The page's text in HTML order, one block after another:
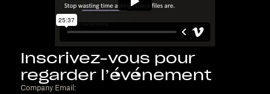
Inscrivez-vous pour
regarder l’événement
Company Email: